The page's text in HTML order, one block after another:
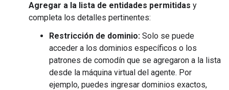
Agregar a la lista de entidades permitidas y
completa los detalles pertinentes:
Restricción de dominio: Solo se puede
acceder a los dominios específicos o los
patrones de comodín que se agregaron a la lista
desde la máquina virtual del agente. Por
ejemplo, puedes ingresar dominios exactos,